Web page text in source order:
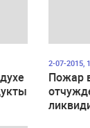
2-07-2015,
Пожар